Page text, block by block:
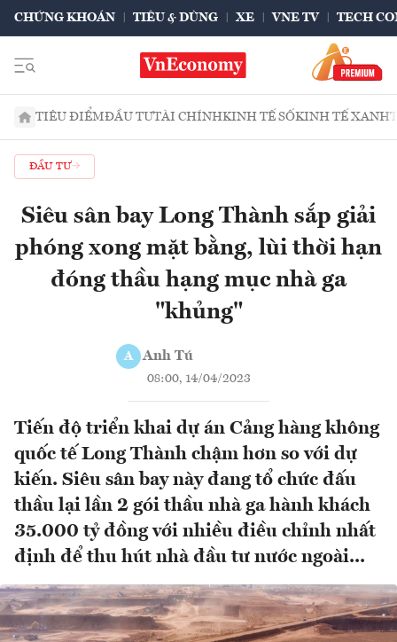
CHỨNG KHOÁN TIÊU & DÙNG XE VNE TV TECH
TIÊU ĐIỂMĐẦU TƯTÀI CHÍNHKINH TẾ SỐKINH TẾ XANH
ĐẦU TƯ
Siêu sân bay Long Thành sắp giải
phóng xong mặt bằng, lùi thời hạn
đóng thầu hạng mục nhà ga
"khủng"
A Anh Tú
08:00, 14/04/2023
Tiến độ triển khai dự án Cảng hàng không
quốc tế Long Thành chậm hơn so với dự
kiến. Siêu sân bay này đang tổ chức đấu
thầu lại lần 2 gói thầu nhà ga hành khách
35.000 tỷ đồng với nhiều điều chỉnh nhất
định để thu hút nhà đầu tư nước ngoài...